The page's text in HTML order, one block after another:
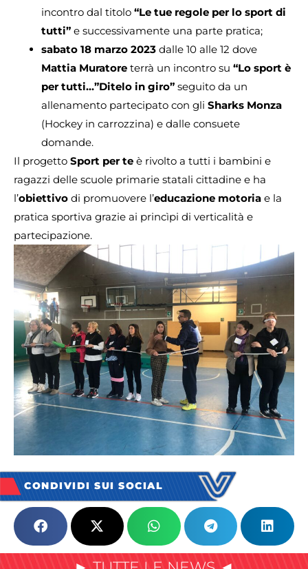
incontro dal titolo “Le tue regole per lo sport di
tutti” e successivamente una parte pratica;
sabato 18 marzo 2023 dalle 10 alle 12 dove
Mattia Muratore terrà un incontro su “Lo sport è
per tutti…”Ditelo in giro” seguito da un
allenamento partecipato con gli Sharks Monza
(Hockey in carrozzina) e dalle consuete
domande.
Il progetto Sport per te è rivolto a tutti i bambini e
ragazzi delle scuole primarie statali cittadine e ha
l’obiettivo di promuovere l’educazione motoria e la
pratica sportiva grazie ai princìpi di verticalità e
partecipazione.
CONDIVIDI SUI SOCIAL